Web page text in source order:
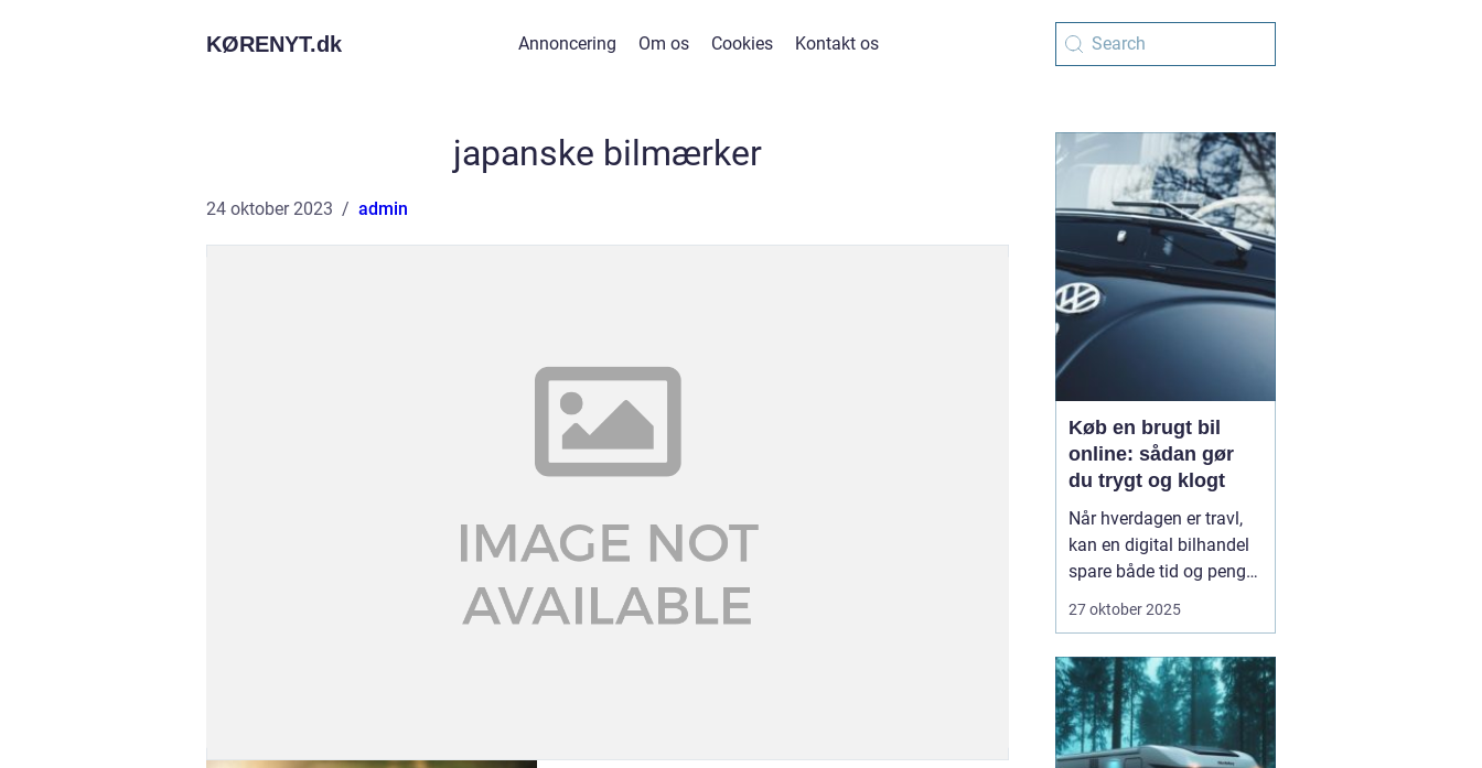
KØRENYT.dk Annoncering Om os Cookies Kontakt os
japanske bilmærker
24 oktober 2023 admin
Køb en brugt bil
online: sådan gør
du trygt og klogt
Når hverdagen er travl,
kan en digital bilhandel
spare både tid og penge.
Mange danskere finder i
stort, priserne er
gennemsigtige, og
processen er blevet mere
sikker. Nø...
27 oktober 2025